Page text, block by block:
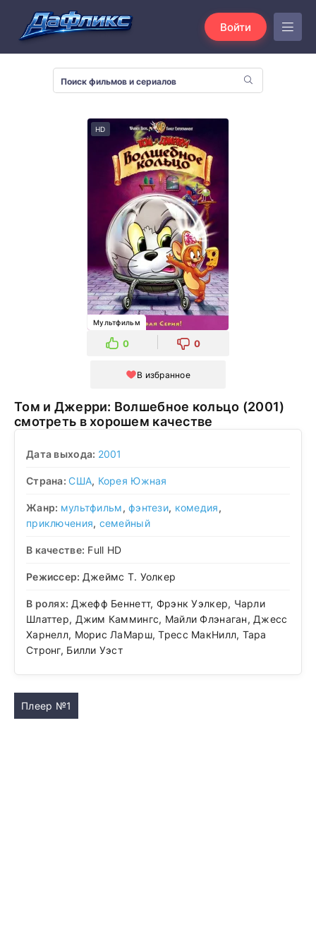
Войти
HD
Мультфильм
0 0
В избранное
Том и Джерри: Волшебное кольцо (2001)
смотреть в хорошем качестве
Дата выхода: 2001
Страна:США, Корея Южная
Жанр: мультфильм,фэнтези, комедия,
приключения, семейный
В качестве: Full HD
Режиссер: Джеймс Т. Уолкер
В ролях: Джефф Беннетт, Фрэнк Уэлкер, Чарли
Шлаттер, Джим Каммингс, Майли Флэнаган, Джесс
Харнелл, Морис ЛаМарш, Тресс МакНилл, Тара
Стронг, Билли Уэст
Плеер №1